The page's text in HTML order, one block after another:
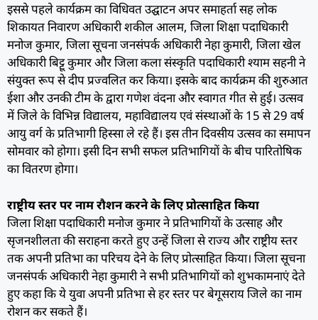
इससे पहले कार्यक्रम का विधिवत उद्घाटन अपर समाहर्ता सह लोक
शिकायत निवारण अधिकारी शकील आलम, जिला शिक्षा पदाधिकारी
मनोज कुमार, जिला सूचना जनसंपर्क अधिकारी नेहा कुमारी, जिला खेल
अधिकारी बिट्टू कुमार और जिला कला संस्कृति पदाधिकारी श्याम सहनी ने
संयुक्त रूप से दीप प्रज्वलित कर किया। इसके बाद कार्यक्रम की शुरुआत
ईशा और उनकी टीम के द्वारा गणेश वंदना और स्वागत गीत से हुई। उत्सव
में जिले के विभिन्न विद्यालय, महाविद्यालय एवं संस्थाओं के 15 से 29 वर्ष
आयु वर्ग के प्रतिभागी हिस्सा ले रहे हैं। इस तीन दिवसीय उत्सव का समापन
सोमवार को होगा। इसी दिन सभी सफल प्रतिभागियों के बीच पारितोषिक
का वितरण होगा।
राष्ट्रीय स्तर पर नाम रौशन करने के लिए प्रोत्साहित किया
जिला शिक्षा पदाधिकारी मनोज कुमार ने प्रतिभागियों के उत्साह और
सृजनशीलता की सराहना करते हुए उन्हें जिला से राज्य और राष्ट्रीय स्तर
तक अपनी प्रतिभा का परिचय देने के लिए प्रोत्साहित किया। जिला सूचना
जनसंपर्क अधिकारी नेहा कुमारी ने सभी प्रतिभागियों को शुभकामनाएं देते
हुए कहा कि ये युवा अपनी प्रतिभा से हर स्तर पर बेगूसराय जिले का नाम
रोशन कर सकते हैं।